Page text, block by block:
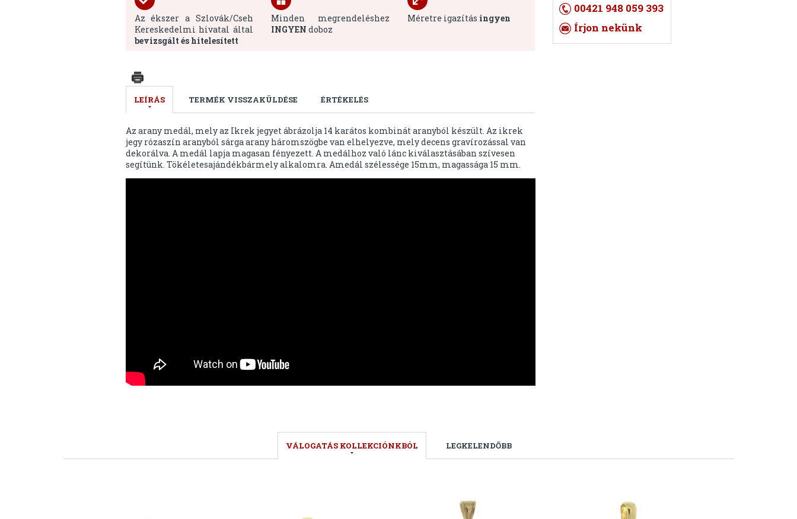
Az ékszer a Szlovák/Cseh
Kereskedelmi hivatal által
bevizsgált és hitelesített
Minden megrendeléshez
INGYEN doboz
Méretre igazítás ingyen
LEÍRÁS TERMÉK VISSZAKÜLDÉSE ÉRTÉKELÉS
Az arany medál, mely az Ikrek jegyet ábrázolja 14 karátos kombinát aranyból készült. Az ikrek
jegy rózaszín aranyból sárga arany háromszögbe van elhelyezve, mely decens gravírozással van
dekorálva. A medál lapja magasan fényezett. A medálhoz való lánc kiválasztásában szívesen
segítünk. Tökéletesajándékbármely alkalomra. Amedál szélessége 15mm, magassága 15 mm.
00421 948 059 393
Írjon nekünk
VÁLOGATÁS KOLLEKCIÓNKBÓL LEGKELENDŐBB